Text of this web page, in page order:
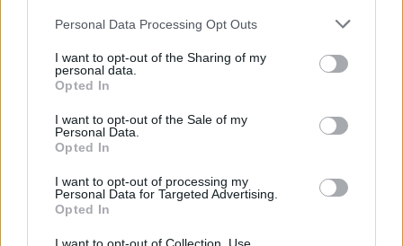
Personal Data Processing Opt Outs
I want to opt-out of the Sharing of my
personal data.
Opted In
I want to opt-out of the Sale of my
Personal Data.
Opted In
I want to opt-out of processing my
Personal Data for Targeted Advertising.
Opted In
ΜΠΟΡΕΙ ΝΑ ΣΑΣ ΕΝΔΙΑΦΕΡΕΙ